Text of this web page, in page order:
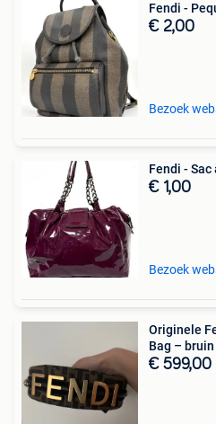
Fendi -
€ 2,00
Bezoek
Fendi - Sac
€ 1,00
Bezoek
Originele
Bag –
€ 599,00